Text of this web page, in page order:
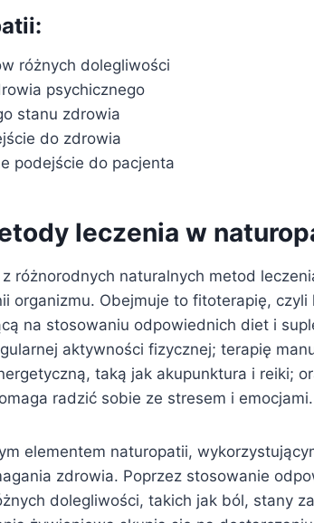
różnych dolegliwości
psychicznego
stanu zdrowia
do zdrowia
podejście do pacjenta
leczenia w
różnorodnych naturalnych metod
organizmu. Obejmuje to fitoterapię, czyli
na stosowaniu odpowiednich diet i
aktywności fizycznej; terapię
taką jak akupunktura i reiki;
radzić sobie ze stresem i emocjami.
elementem naturopatii,
zdrowia. Poprzez stosowanie
dolegliwości, takich jak ból, stany